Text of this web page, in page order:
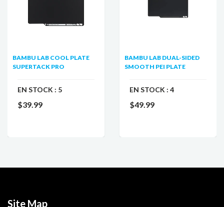
BAMBU LAB COOL PLATE
SUPERTACK PRO
EN STOCK : 5
$39.99
BAMBU LAB DUAL-SIDED
SMOOTH PEI PLATE
EN STOCK : 4
$49.99
Site Map